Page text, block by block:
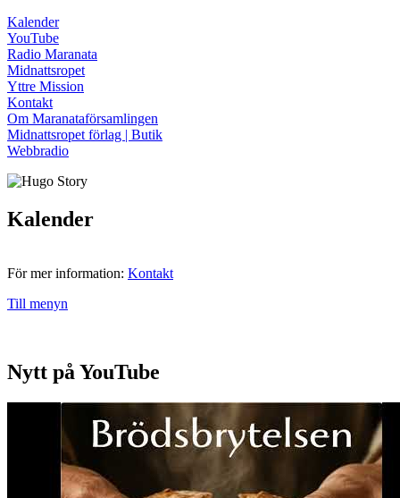
Kalender
YouTube
Radio Maranata
Midnattsropet
Yttre Mission
Kontakt
Om Maranataförsamlingen
Midnattsropet förlag | Butik
Webbradio
Kalender
För mer information: Kontakt
Till menyn
Nytt på YouTube